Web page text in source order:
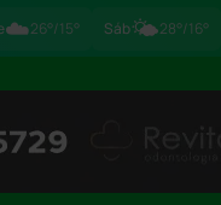
☁️26°/15° Sáb🌤️28°/16°